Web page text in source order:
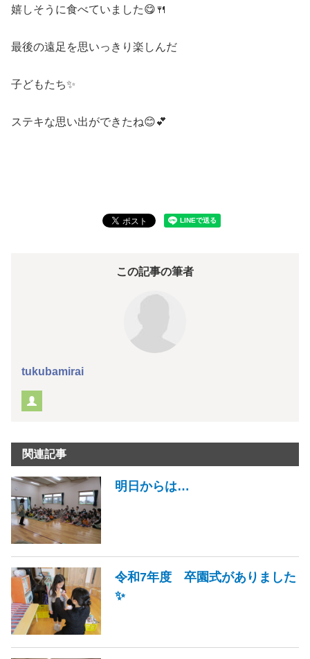
嬉しそうに食べていました😋🍴
最後の遠足を思いっきり楽しんだ
子どもたち✨
ステキな思い出ができたね😊💕
この記事の筆者
tukubamirai
関連記事
明日からは…
令和7年度 卒園式がありました
✨